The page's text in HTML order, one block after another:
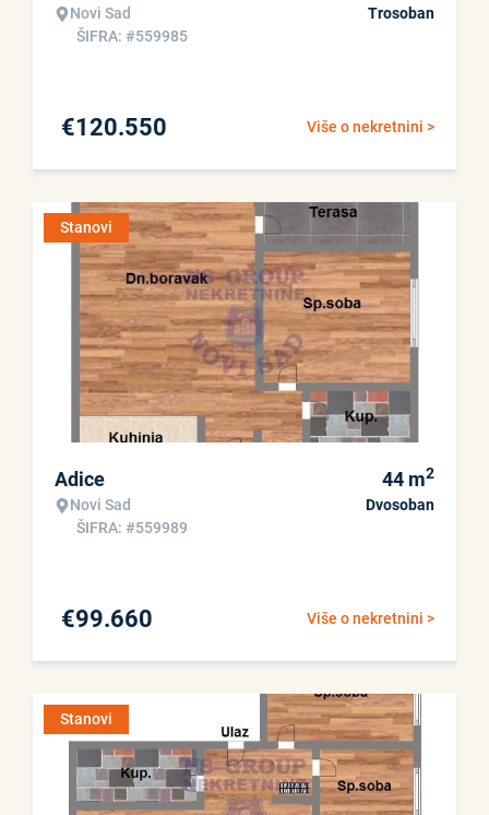
Novi Sad
ŠIFRA: #559985
Trosoban
Više o nekretnini >
€120.550
Stanovi
Adice
Novi Sad
ŠIFRA: #559989
44 m2
Dvosoban
Više o nekretnini >
€99.660
Stanovi